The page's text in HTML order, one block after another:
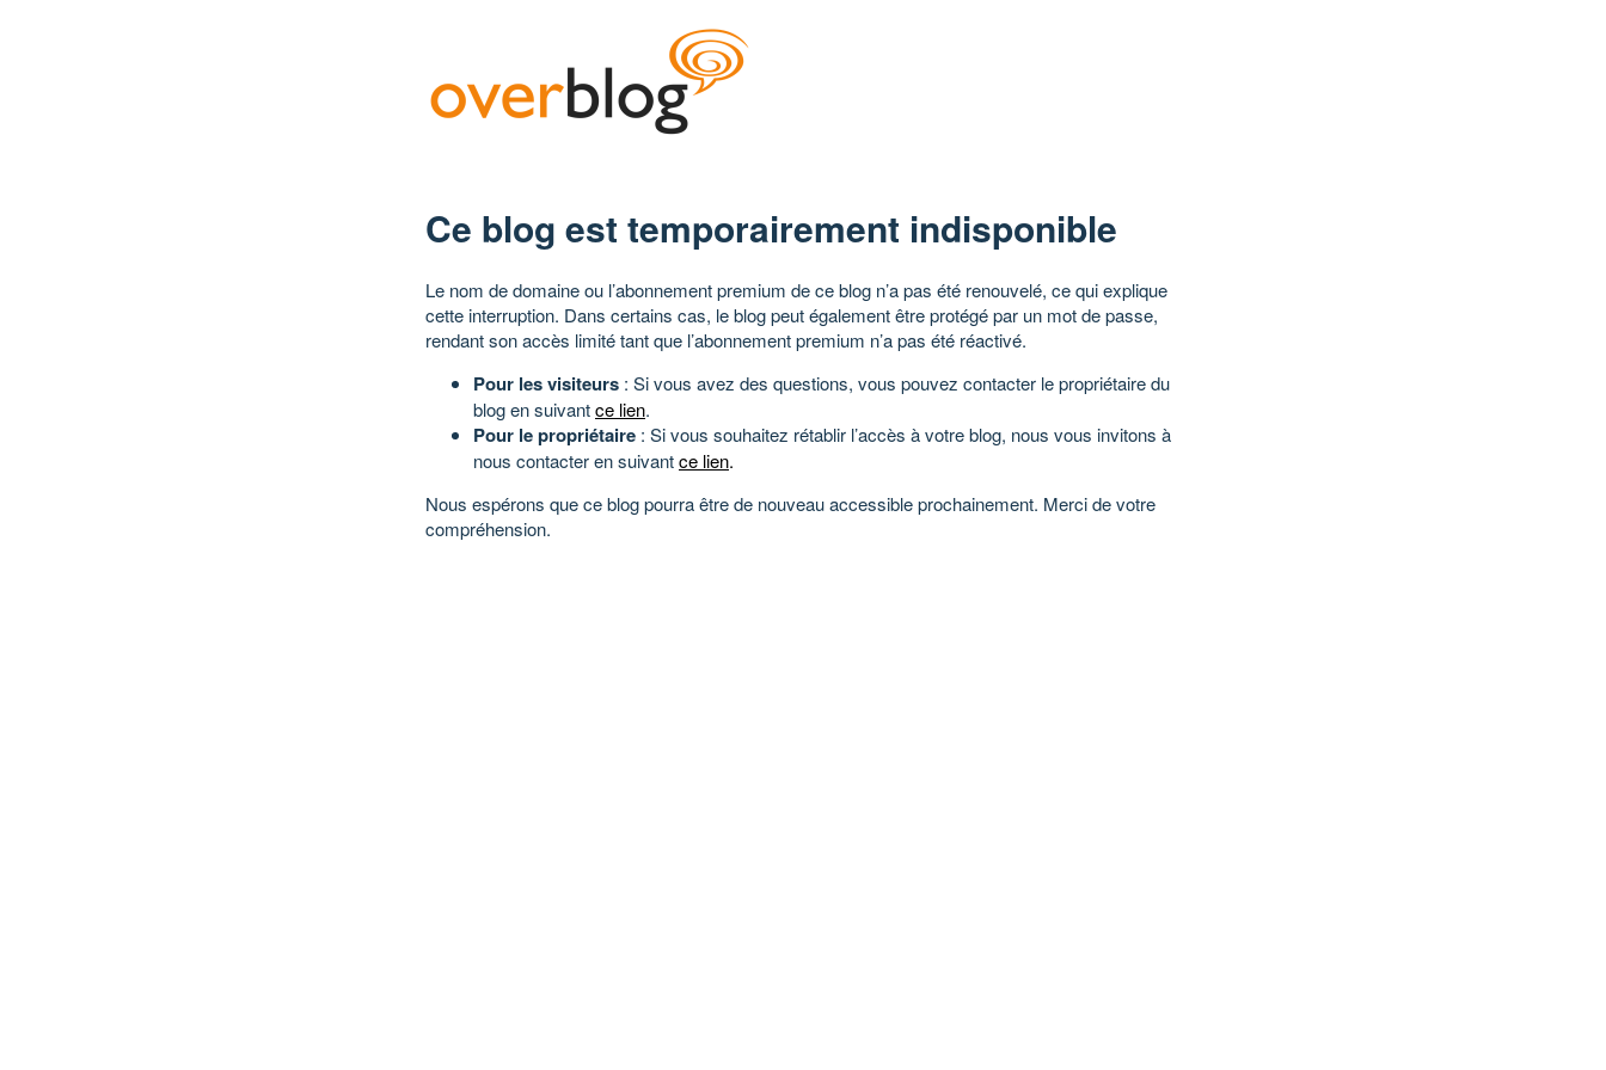
Ce blog est temporairement indisponible
Le nom de domaine ou l’abonnement premium de ce blog n’a pas été renouvelé, ce qui explique
cette interruption. Dans certains cas, le blog peut également être protégé par un mot de passe,
rendant son accès limité tant que l’abonnement premium n’a pas été réactivé.
Pour les visiteurs : Si vous avez des questions, vous pouvez contacter le propriétaire du
blog en suivantce lien.
Pour le propriétaire : Si vous souhaitez rétablir l’accès à votre blog, nous vous invitons à
nous contacter en suivantce lien.
Nous espérons que ce blog pourra être de nouveau accessible prochainement. Merci de votre
compréhension.